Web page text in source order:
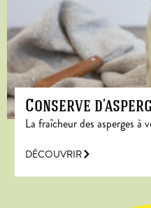
Conserve
La fraîcheur des asperges à
DÉCOUVRIR